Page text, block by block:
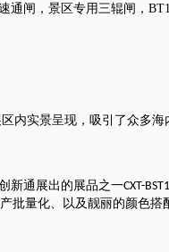
闸，景区专用三辊闸，
内实景呈现，吸引了众多海
新通展出的展品之一CXT-
批量化、以及靓丽的颜色